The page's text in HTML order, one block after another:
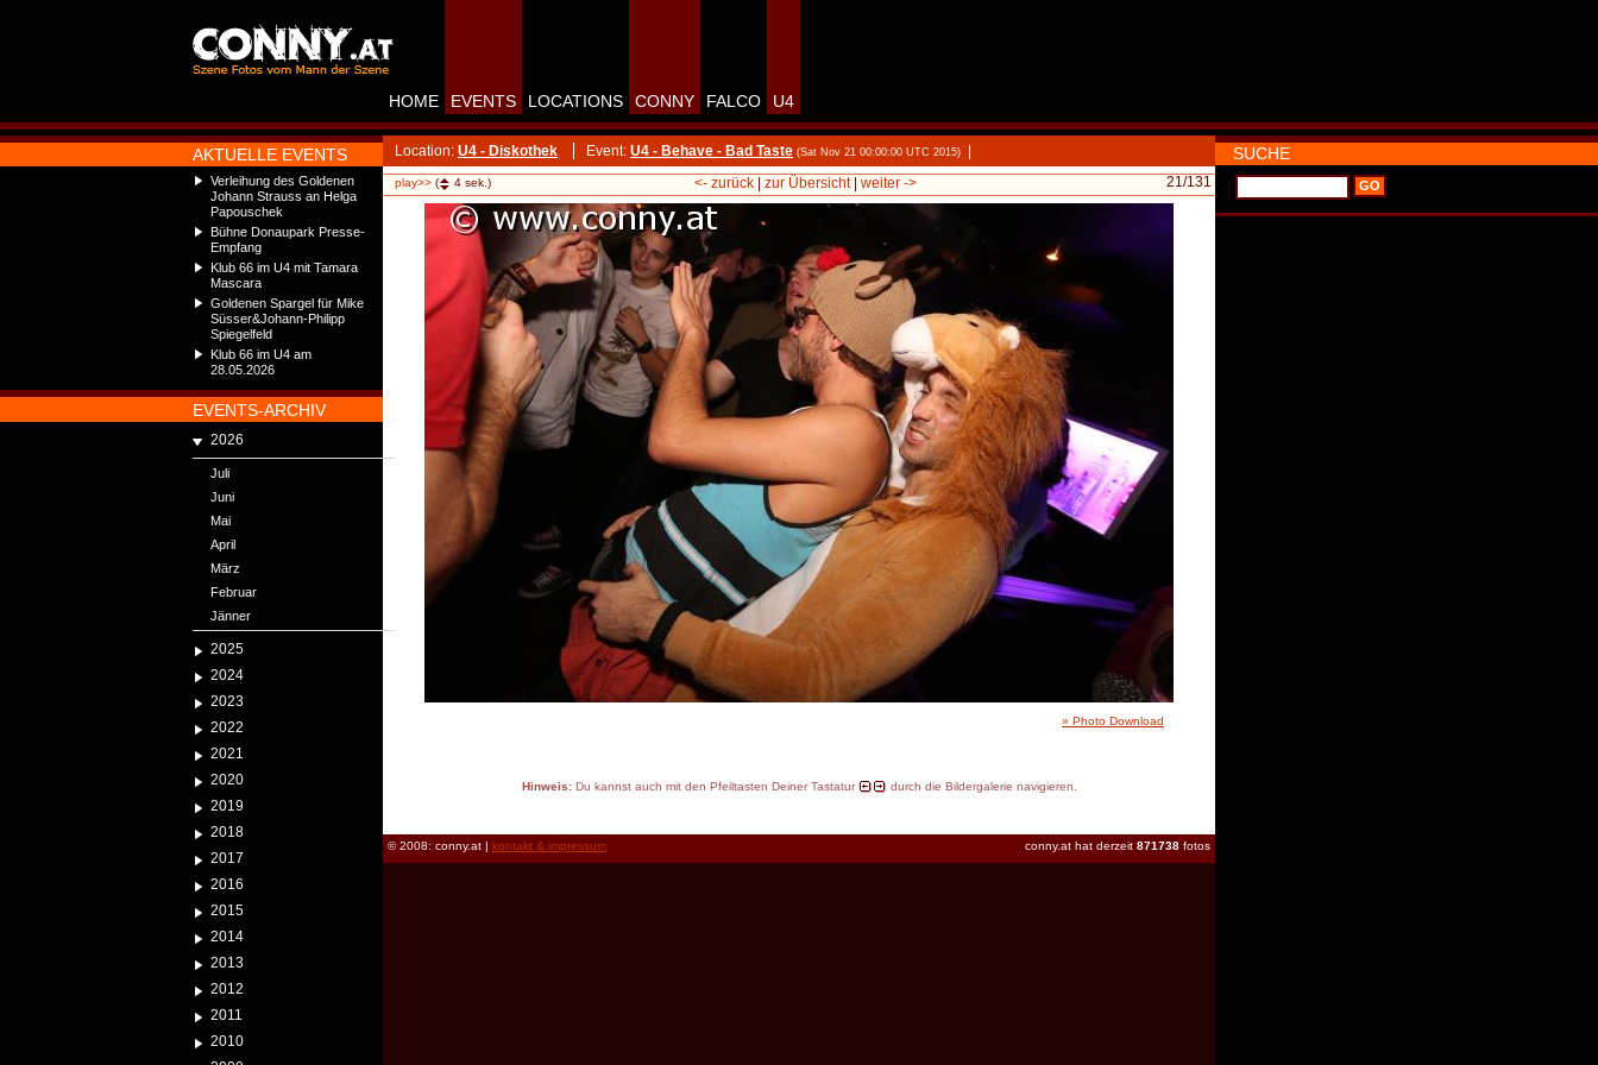
AKTUELLE EVENTS
Verleihung des Goldenen
Johann Strauss an Helga
Papouschek
Bühne Donaupark Presse-
Empfang
Klub 66 im U4 mit Tamara
Mascara
Goldenen Spargel für Mike
Süsser&Johann-Philipp
Spiegelfeld
Klub 66 im U4 am
28.05.2026
EVENTS-ARCHIV
2026
Juli
Juni
Mai
April
März
Februar
Jänner
2025
2024
2023
2022
2021
2020
2019
2018
2017
2016
2015
2014
2013
2012
2011
2010
HOME EVENTS LOCATIONS CONNY FALCO U4
Location: U4 - Diskothek Event: U4 - Behave - Bad Taste (Sat Nov 21 00:00:00 UTC 2015)
play>> ( 4 sek.) 21/131
<- zurück| zur Übersicht| weiter ->
» Photo Download
Hinweis:Du kannst auch mit den Pfeiltasten Deiner Tastatur durch die Bildergalerie navigieren.
conny.at hat derzeit 871738 fotos
© 2008: conny.at | kontakt & impressum
SUCHE